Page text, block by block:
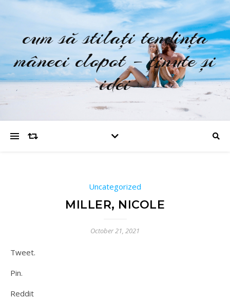
cum să stilați tendința
mâneci clopot – ținute și
idei
Uncategorized
MILLER, NICOLE
October 21, 2021
Tweet.
Pin.
Reddit